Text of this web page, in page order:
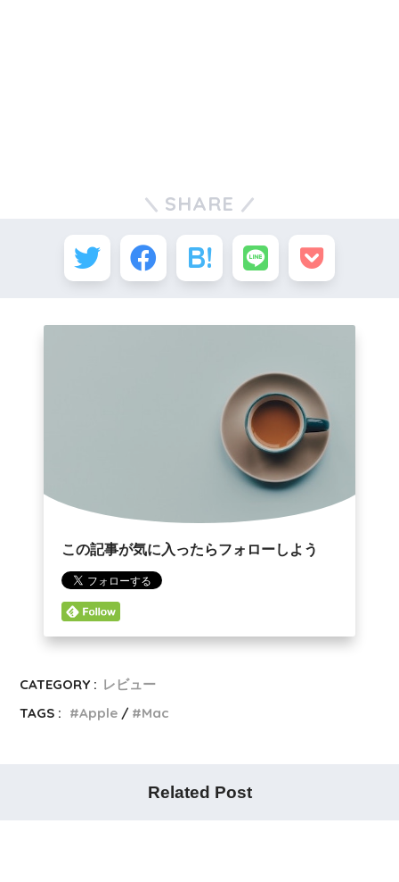
SHARE
この記事が気に入ったらフォローしよう
CATEGORY : レビュー
TAGS :
Apple Mac
Related Post